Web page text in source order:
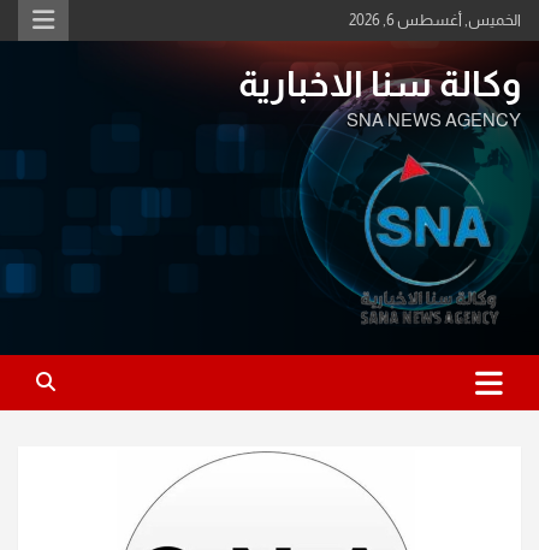
Skip
to
الخميس, أغسطس 6, 2026
وكالة سنا الاخبارية
SNA NEWS AGENCY